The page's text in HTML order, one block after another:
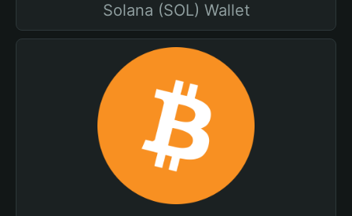
Solana (SOL) Wallet